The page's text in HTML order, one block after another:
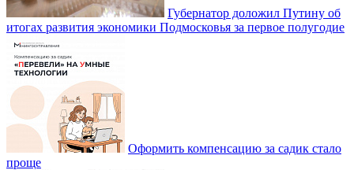
Губернатор доложил Путину об
итогах развития экономики Подмосковья за первое полугодие
Оформить компенсацию за садик стало
проще